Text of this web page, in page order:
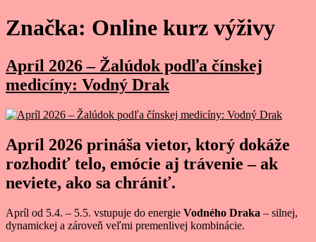
Značka: Online kurz výživy
Apríl 2026 – Žalúdok podľa čínskej
medicíny: Vodný Drak
Apríl 2026 prináša vietor, ktorý dokáže
rozhodiť telo, emócie aj trávenie – ak
neviete, ako sa chrániť.
Apríl od 5.4. – 5.5. vstupuje do energie Vodného Draka – silnej,
dynamickej a zároveň veľmi premenlivej kombinácie.